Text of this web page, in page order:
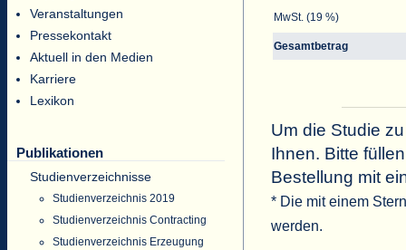
Veranstaltungen
Pressekontakt
Aktuell in den Medien
Karriere
Lexikon
Publikationen
Studienverzeichnisse
Studienverzeichnis 2019
Studienverzeichnis Contracting
Studienverzeichnis Erzeugung
MwSt. (19 %)
Gesamtbetrag
Um die Studie
Ihnen. Bitte
Bestellung mit
* Die mit einem
werden.